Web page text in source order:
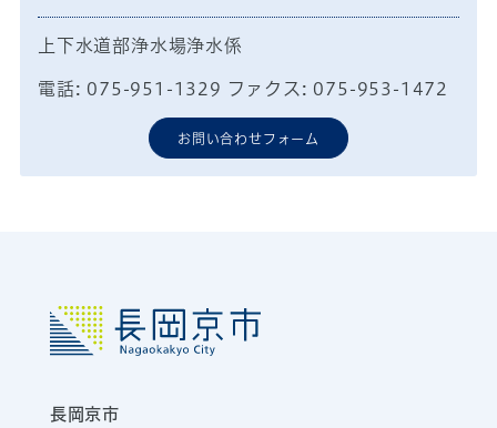
上下水道部浄水場浄水係
電話: 075-951-1329 ファクス: 075-953-1472
お問い合わせフォーム
長岡京市